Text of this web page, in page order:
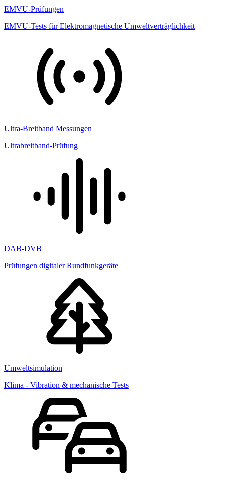
EMVU-Prüfungen
EMVU-Tests für Elektromagnetische Umweltverträglichkeit
Ultra-Breitband Messungen
Ultrabreitband-Prüfung
DAB-DVB
Prüfungen digitaler Rundfunkgeräte
Umweltsimulation
Klima - Vibration & mechanische Tests